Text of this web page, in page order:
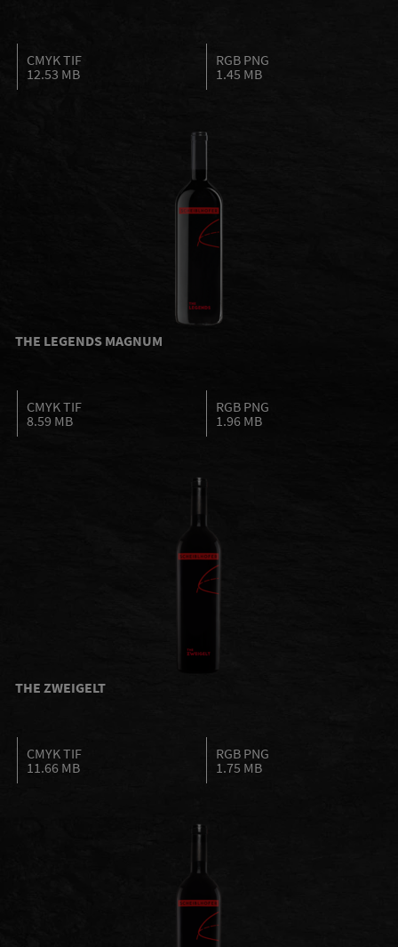
CMYK TIF
12.53 MB
RGB PNG
1.45 MB
THE LEGENDS MAGNUM
CMYK TIF
8.59 MB
RGB PNG
1.96 MB
THE ZWEIGELT
CMYK TIF
11.66 MB
RGB PNG
1.75 MB